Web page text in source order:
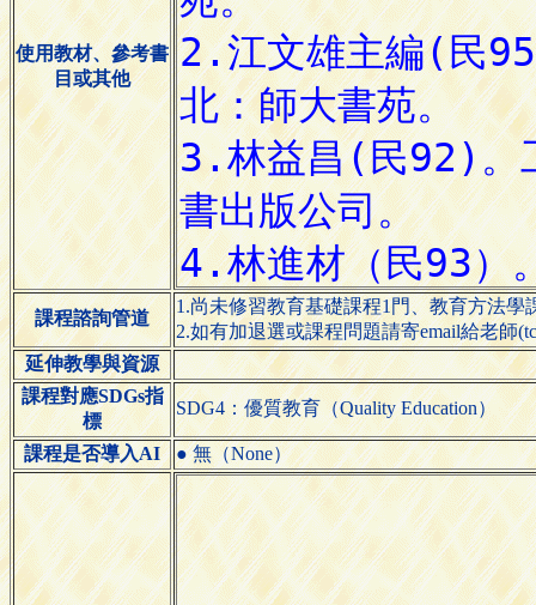
使用教材、參考書
目或其他
課程諮詢管道
1.尚未修習教育基礎課程1門、教育方法學
2.如有加退選或課程問題請寄email給老師
延伸教學與資源
課程對應SDGs指
標
SDG4：優質教育（Quality Education）
課程是否導入AI ● 無（None）